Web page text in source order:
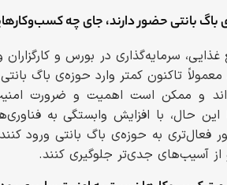
بانتی حضور دارند، جای چه
غذایی، سرمایه‌گذاری در بورس و
تاکنون کمتر وارد حوزه‌ی باگ
و ممکن است اهمیت و ضرورت
این حال، با افزایش وابستگی به
فعال‌تری به حوزه‌ی باگ بانتی ورود
آسیب‌های جدی‌تر جلوگیری کنند.